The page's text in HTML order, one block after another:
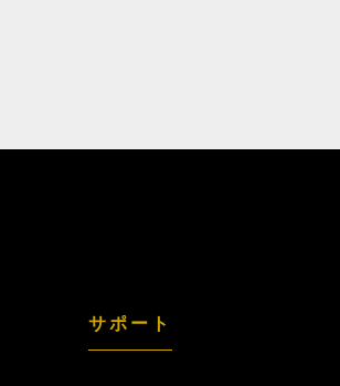
サポート